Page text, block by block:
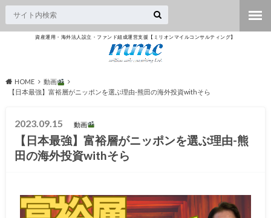
資産運用・海外法人設立・ファンド組成運営支援【ミリオンマイルコンサルティング】
HOME
動画
【日本最強】富裕層がニッポンを選ぶ理由-熊田の海外投資withそら
2023.09.15 動画
【日本最強】富裕層がニッポンを選ぶ理由-熊
田の海外投資withそら